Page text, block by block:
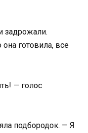
задрожали.
она готовила, все
— голос
подбородок. — Я